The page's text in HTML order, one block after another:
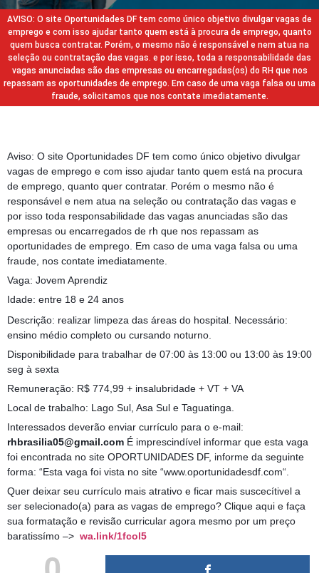
AVISO: O site Oportunidades DF tem como único objetivo divulgar vagas de
emprego e com isso ajudar tanto quem está à procura de emprego, quanto
quem busca contratar. Porém, o mesmo não é responsável e nem atua na
seleção ou contratação das vagas. e por isso, toda a responsabilidade das
vagas anunciadas são das empresas ou encarregadas(os) do RH que nos
repassam as oportunidades de emprego. Em caso de uma vaga falsa ou uma
fraude, solicitamos que nos contate imediatamente.
Aviso: O site Oportunidades DF tem como único objetivo divulgar
vagas de emprego e com isso ajudar tanto quem está na procura
de emprego, quanto quer contratar. Porém o mesmo não é
responsável e nem atua na seleção ou contratação das vagas e
por isso toda responsabilidade das vagas anunciadas são das
empresas ou encarregados de rh que nos repassam as
oportunidades de emprego. Em caso de uma vaga falsa ou uma
fraude, nos contate imediatamente.
Vaga: Jovem Aprendiz
Idade: entre 18 e 24 anos
Descrição: realizar limpeza das áreas do hospital. Necessário:
ensino médio completo ou cursando noturno.
Disponibilidade para trabalhar de 07:00 às 13:00 ou 13:00 às 19:00
seg à sexta
Remuneração: R$ 774,99 + insalubridade + VT + VA
Local de trabalho: Lago Sul, Asa Sul e Taguatinga.
Interessados deverão enviar currículo para o e-mail:
rhbrasilia05@gmail.com É imprescindível informar que esta vaga
foi encontrada no site OPORTUNIDADES DF, informe da seguinte
forma: “Esta vaga foi vista no site “www.oportunidadesdf.com“.
Quer deixar seu currículo mais atrativo e ficar mais suscecítivel a
ser selecionado(a) para as vagas de emprego? Clique aqui e faça
sua formatação e revisão curricular agora mesmo por um preço
baratissímo –> wa.link/1fcol5